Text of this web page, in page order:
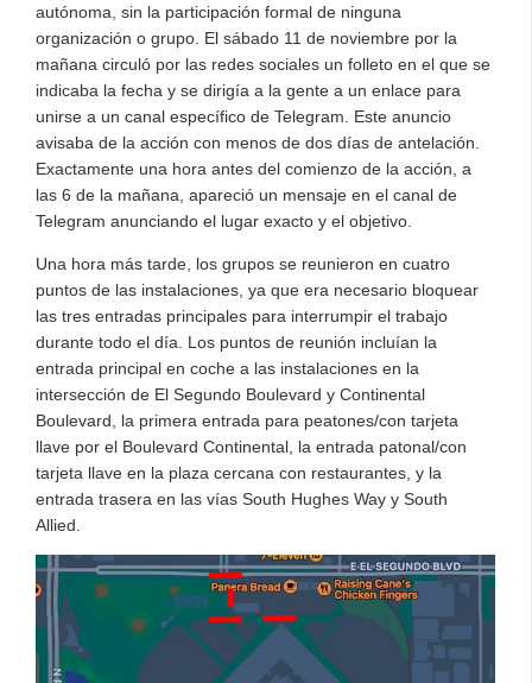
autónoma, sin la participación formal de ninguna
organización o grupo. El sábado 11 de noviembre por la
mañana circuló por las redes sociales un folleto en el que se
indicaba la fecha y se dirigía a la gente a un enlace para
unirse a un canal específico de Telegram. Este anuncio
avisaba de la acción con menos de dos días de antelación.
Exactamente una hora antes del comienzo de la acción, a
las 6 de la mañana, apareció un mensaje en el canal de
Telegram anunciando el lugar exacto y el objetivo.
Una hora más tarde, los grupos se reunieron en cuatro
puntos de las instalaciones, ya que era necesario bloquear
las tres entradas principales para interrumpir el trabajo
durante todo el día. Los puntos de reunión incluían la
entrada principal en coche a las instalaciones en la
intersección de El Segundo Boulevard y Continental
Boulevard, la primera entrada para peatones/con tarjeta
llave por el Boulevard Continental, la entrada patonal/con
tarjeta llave en la plaza cercana con restaurantes, y la
entrada trasera en las vías South Hughes Way y South
Allied.